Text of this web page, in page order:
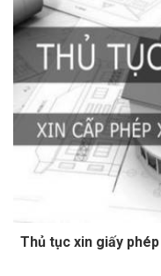
Thủ tục xin giấy